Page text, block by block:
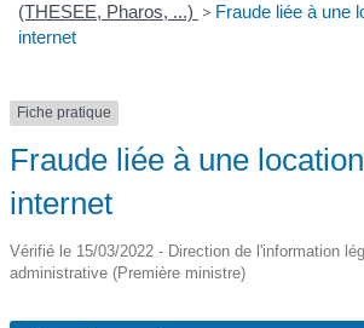
(THESEE, Pharos, ...) > Fraude liée à une
internet
Fiche pratique
Fraude liée à une
internet
Vérifié le 15/03/2022 - Direction de l'information
administrative (Première ministre)